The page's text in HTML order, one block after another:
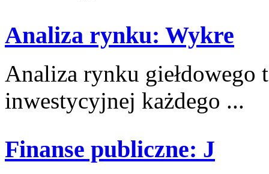
Analiza rynku: Wykre
Analiza rynku giełdowego
inwestycyjnej ‍każdego‍ ...
Finanse publiczne: J